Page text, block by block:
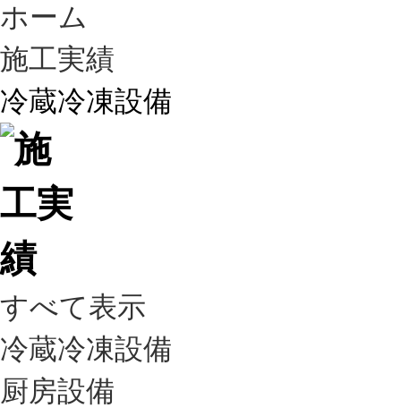
ホーム
施工実績
冷蔵冷凍設備
すべて表示
冷蔵冷凍設備
厨房設備